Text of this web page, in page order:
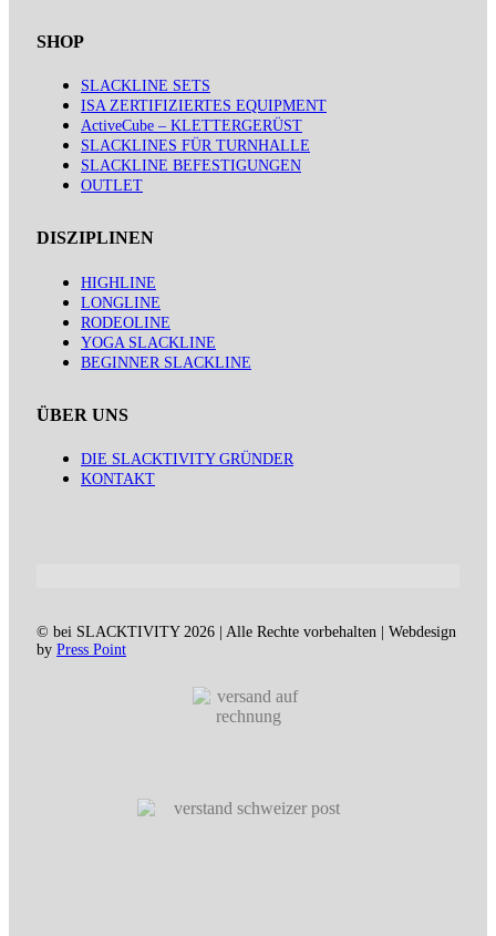
SHOP
SLACKLINE SETS
ISA ZERTIFIZIERTES EQUIPMENT
ActiveCube – KLETTERGERÜST
SLACKLINES FÜR TURNHALLE
SLACKLINE BEFESTIGUNGEN
OUTLET
DISZIPLINEN
HIGHLINE
LONGLINE
RODEOLINE
YOGA SLACKLINE
BEGINNER SLACKLINE
ÜBER UNS
DIE SLACKTIVITY GRÜNDER
KONTAKT
© bei SLACKTIVITY 2026 | Alle Rechte vorbehalten | Webdesign
by Press Point